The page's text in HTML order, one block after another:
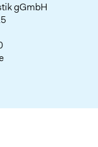
gGmbH